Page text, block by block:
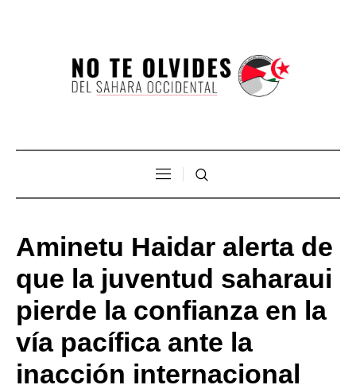
Aminetu Haidar alerta de
que la juventud saharaui
pierde la confianza en la
vía pacífica ante la
inacción internacional